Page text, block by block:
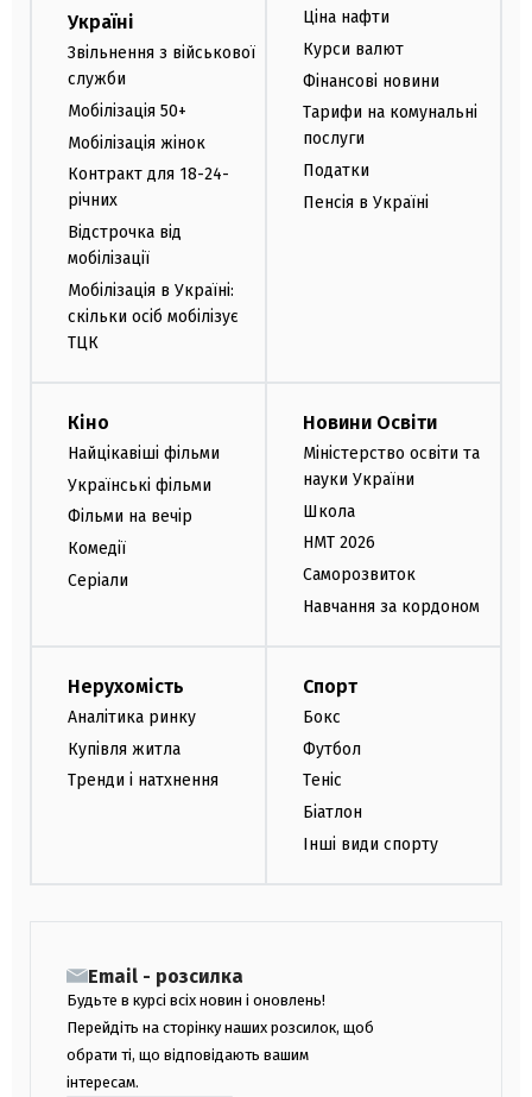
Україні
Звільнення з військової
служби
Мобілізація 50+
Мобілізація жінок
Контракт для 18-24-
річних
Відстрочка від
мобілізації
Мобілізація в Україні:
скільки осіб мобілізує
ТЦК
Ціна нафти
Курси валют
Фінансові новини
Тарифи на комунальні
послуги
Податки
Пенсія в Україні
Кіно
Найцікавіші фільми
Українські фільми
Фільми на вечір
Комедії
Серіали
Новини Освіти
Міністерство освіти та
науки України
Школа
НМТ 2026
Саморозвиток
Навчання за кордоном
Нерухомість
Аналітика ринку
Купівля житла
Тренди і натхнення
Спорт
Бокс
Футбол
Теніс
Біатлон
Інші види спорту
Email - розсилка
Будьте в курсі всіх новин і оновлень!
Перейдіть на сторінку наших розсилок, щоб
обрати ті, що відповідають вашим
інтересам.